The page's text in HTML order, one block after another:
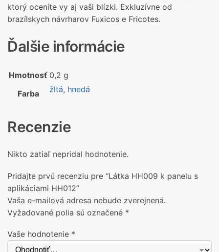
ktorý oceníte vy aj vaši blízki. Exkluzívne od
brazílskych návrharov Fuxicos e Fricotes.
Ďalšie informácie
Hmotnosť 0,2 g
Farba
žltá, hnedá
Recenzie
Nikto zatiaľ nepridal hodnotenie.
Pridajte prvú recenziu pre “Látka HH009 k panelu s
aplikáciami HH012”
Vaša e-mailová adresa nebude zverejnená.
Vyžadované polia sú označené *
Vaše hodnotenie *